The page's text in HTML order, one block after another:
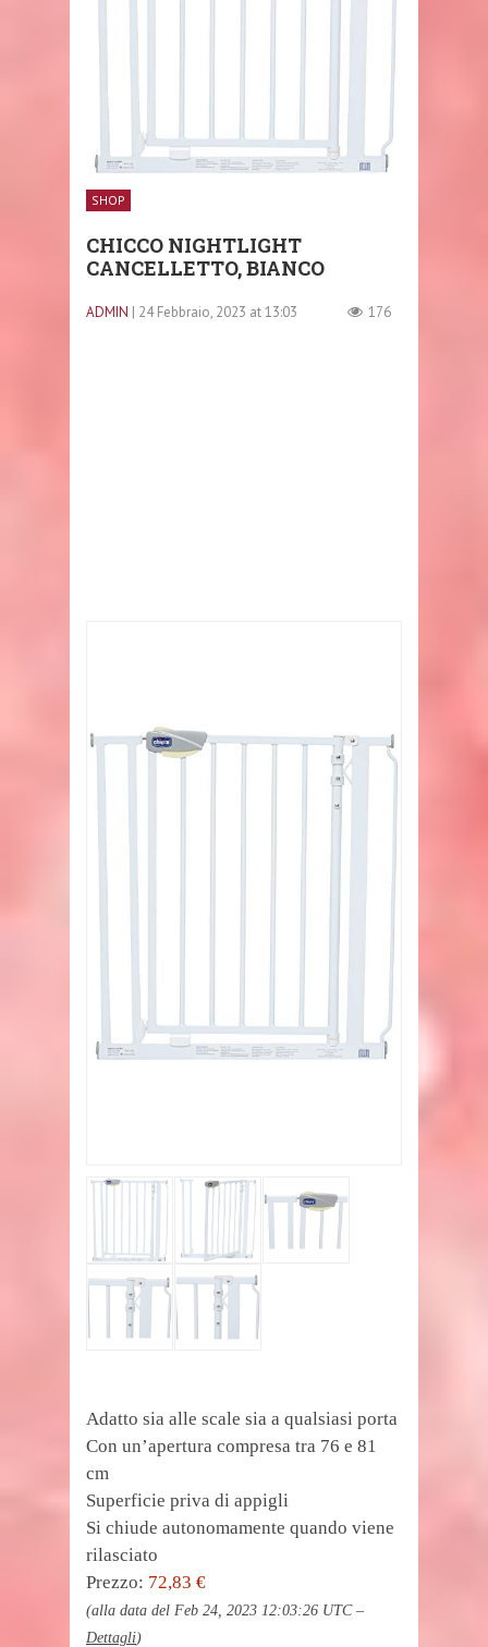
SHOP
CHICCO NIGHTLIGHT
CANCELLETTO, BIANCO
ADMIN | 24 Febbraio, 2023 at 13:03 176
Adatto sia alle scale sia a qualsiasi porta
Con un’apertura compresa tra 76 e 81
cm
Superficie priva di appigli
Si chiude autonomamente quando viene
rilasciato
Prezzo: 72,83 €
(alla data del Feb 24, 2023 12:03:26 UTC –
Dettagli)